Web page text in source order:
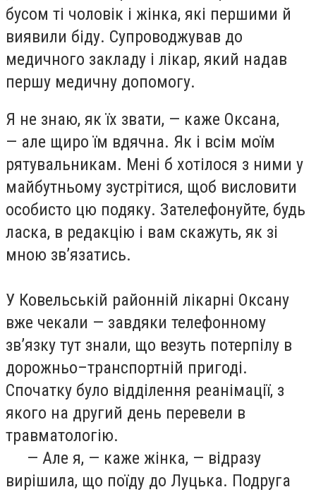
бусом ті чоловік і жінка, які першими й
виявили біду. Супроводжував до
медичного закладу і лікар, який надав
першу медичну допомогу.
Я не знаю, як їх звати, — каже Оксана,
— але щиро їм вдячна. Як і всім моїм
рятувальникам. Мені б хотілося з ними у
майбутньому зустрітися, щоб висловити
особисто цю подяку. Зателефонуйте, будь
ласка, в редакцію і вам скажуть, як зі
мною зв’язатись.
У Ковельській районній лікарні Оксану
вже чекали — завдяки телефонному
зв’язку тут знали, що везуть потерпілу в
дорожньо–транспортній пригоді.
Спочатку було відділення реанімації, з
якого на другий день перевели в
травматологію.
— Але я, — каже жінка, — відразу
вирішила, що поїду до Луцька. Подруга